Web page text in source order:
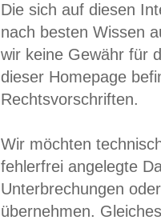
Die sich auf diesen
nach besten Wissen
wir keine Gewähr für
dieser Homepage
Rechtsvorschriften.
Wir möchten
fehlerfrei angelegte
Unterbrechungen
übernehmen.